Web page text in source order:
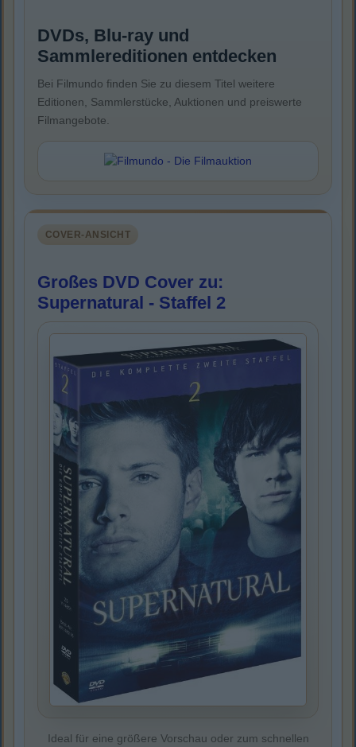
DVDs, Blu-ray und
Sammlereditionen entdecken
Bei Filmundo finden Sie zu diesem Titel weitere
Editionen, Sammlerstücke, Auktionen und preiswerte
Filmangebote.
COVER-ANSICHT
Großes DVD Cover zu:
Supernatural - Staffel 2
Ideal für eine größere Vorschau oder zum schnellen